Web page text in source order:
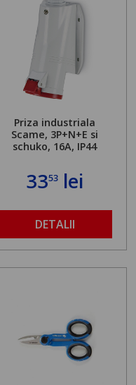
Priza industriala
Scame, 3P+N+E si
schuko, 16A, IP44
3353 lei
DETALII